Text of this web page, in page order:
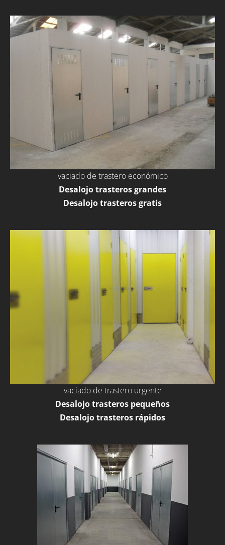
vaciado de trastero económico
Desalojo trasteros grandes
Desalojo trasteros gratis
vaciado de trastero urgente
Desalojo trasteros pequeños
Desalojo trasteros rápidos